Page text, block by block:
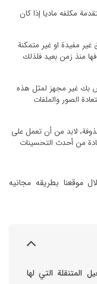
مكلفه ماديا إذا كان
مفيدة او غير متمكنة
منذ زمن بعيد فلذلك
بك غير مجهز لمثل هذه
الصور والملفات
لابد من أن تعمل على
من أحدث التحسينات
بطريقه مجانيه
المتنقلة التي لها